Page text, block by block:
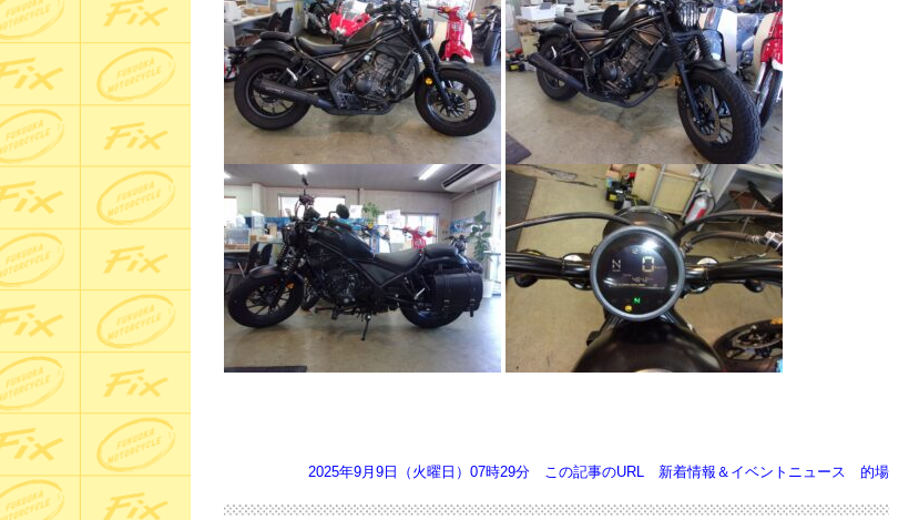
2025年9月9日（火曜日）07時29分 この記事のURL 新着情報＆イベントニュース 的場